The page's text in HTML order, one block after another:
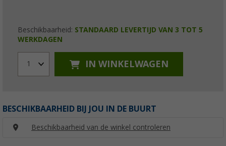
Beschikbaarheid: STANDAARD LEVERTIJD VAN 3 TOT 5
WERKDAGEN
1 IN WINKELWAGEN
BESCHIKBAARHEID BIJ JOU IN DE BUURT
Beschikbaarheid van de winkel controleren